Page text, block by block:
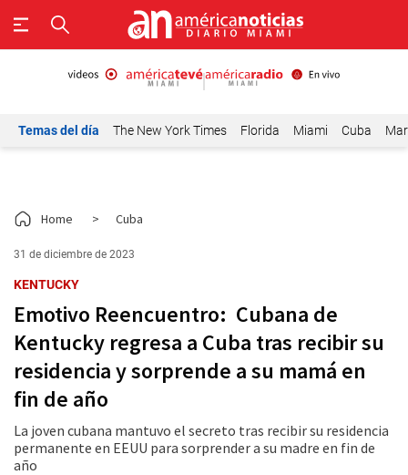
Temas del día The New York Times Florida Miami Cuba
Home > Cuba
31 de diciembre de 2023
KENTUCKY
Emotivo Reencuentro: Cubana de
Kentucky regresa a Cuba tras recibir su
residencia y sorprende a su mamá en
fin de año
La joven cubana mantuvo el secreto tras recibir su residencia
permanente en EEUU para sorprender a su madre en fin de
año